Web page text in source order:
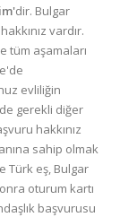
dir. Bulgar
vardır.
tüm aşamaları
evliliğin
gerekli diğer
hakkınız
sahip olmak
Türk eş, Bulgar
oturum kartı
başvurusu